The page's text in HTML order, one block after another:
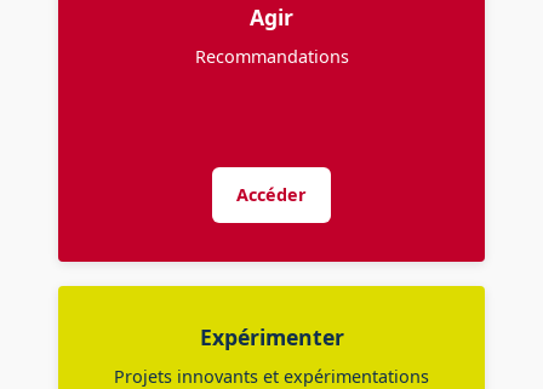
Agir
Recommandations
Accéder
Expérimenter
Projets innovants et expérimentations